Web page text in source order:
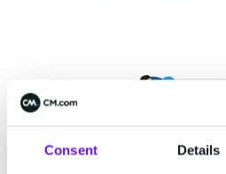
Consent Details